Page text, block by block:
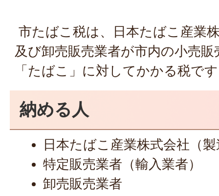
市たばこ税は、日本たばこ産業
及び卸売販売業者が市内の小売
「たばこ」に対してかかる税で
納める人
日本たばこ産業株式会社（
特定販売業者（輸入業者）
卸売販売業者